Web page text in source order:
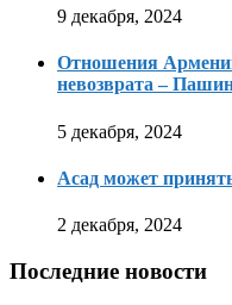
9 декабря, 2024
Отношения
невозврата –
5 декабря, 2024
Асад может
2 декабря, 2024
Последние новости